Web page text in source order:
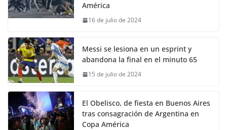
América
16 de julio de 2024
Messi se lesiona en un esprint y
abandona la final en el minuto 65
15 de julio de 2024
El Obelisco, de fiesta en Buenos Aires
tras consagración de Argentina en
Copa América